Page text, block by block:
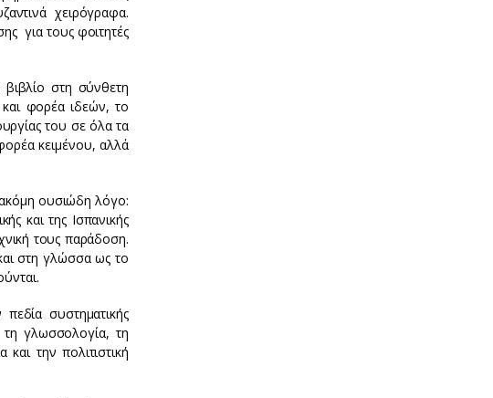
χειρόγραφα.
για τους φοιτητές
στη σύνθετη
και φορέα ιδεών, το
του σε όλα τα
κειμένου, αλλά
ουσιώδη λόγο:
και της Ισπανικής
τους παράδοση.
στη γλώσσα ως το
συστηματικής
τη γλωσσολογία, τη
την πολιτιστική